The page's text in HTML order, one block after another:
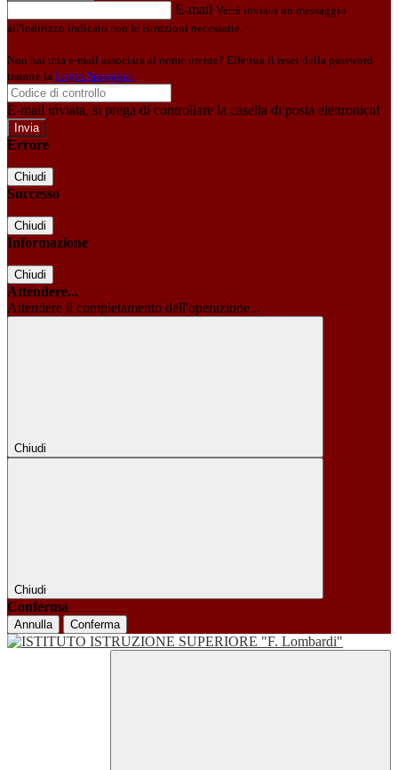
E-mail Verrà inviato un messaggio
all'indirizzo indicato con le istruzioni necessarie.
Non hai una e-mail associata al nome utente? Effettua il reset della password
tramite la Login Spaggiari
E-mail inviata, si prega di controllare la casella di posta elettronica!
Errore
Chiudi
Successo
Chiudi
Informazione
Chiudi
Attendere...
Attendere il completamento dell'operazione...
Chiudi
Chiudi
Conferma
Annulla Conferma